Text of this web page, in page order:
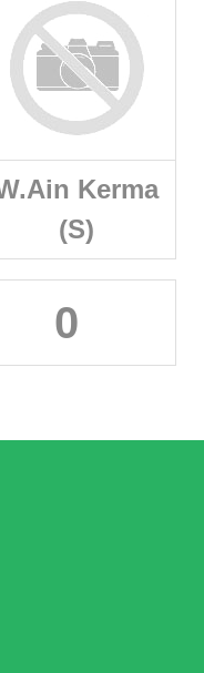
Kerma
(S)
0